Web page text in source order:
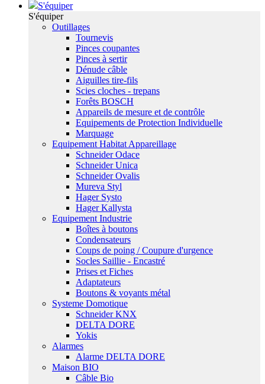
S'équiper
S'équiper
Outillages
Tournevis
Pinces coupantes
Pinces à sertir
Dénude câble
Aiguilles tire-fils
Scies cloches - trepans
Forêts BOSCH
Appareils de mesure et de contrôle
Equipements de Protection Individuelle
Marquage
Equipement Habitat Appareillage
Schneider Odace
Schneider Unica
Schneider Ovalis
Mureva Styl
Hager Systo
Hager Kallysta
Equipement Industrie
Boîtes à boutons
Condensateurs
Coups de poing / Coupure d'urgence
Socles Saillie - Encastré
Prises et Fiches
Adaptateurs
Boutons & voyants métal
Systeme Domotique
Schneider KNX
DELTA DORE
Yokis
Alarmes
Alarme DELTA DORE
Maison BIO
Câble Bio